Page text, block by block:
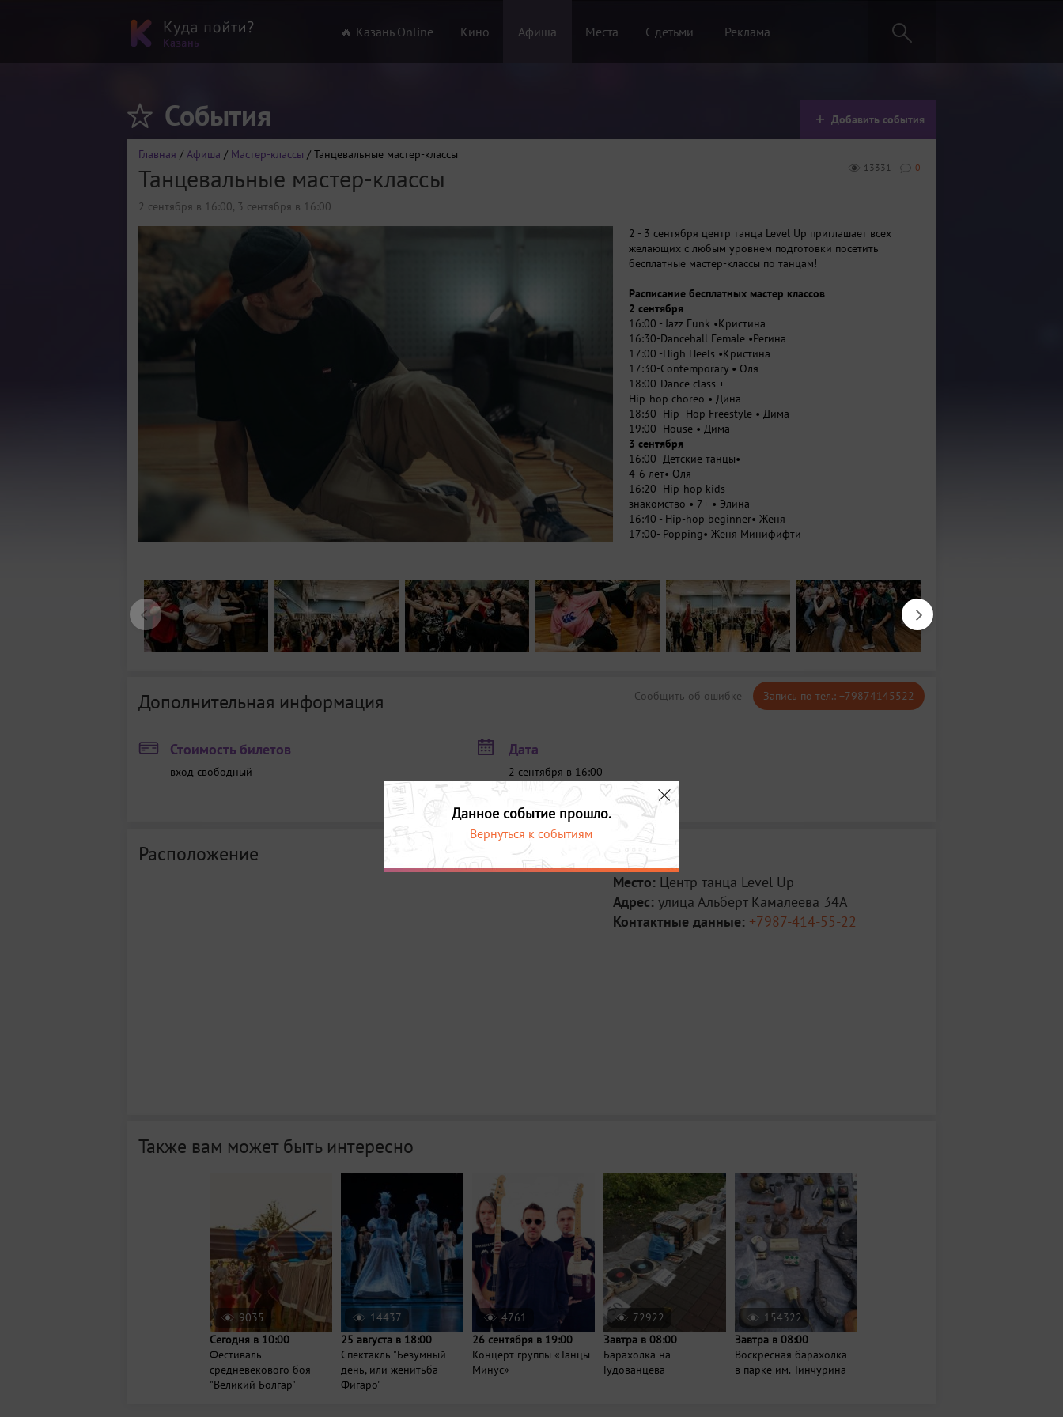
🔥 Казань Online Кино Афиша Места С детьми Реклама
События Добавить события
Главная / Афиша / Мастер-классы / Танцевальные мастер-классы
0
13331
Танцевальные мастер-классы
2 сентября в 16:00, 3 сентября в 16:00
2 - 3 сентября центр танца Level Up приглашает всех
желающих с любым уровнем подготовки посетить
бесплатные мастер-классы по танцам!
Расписание бесплатных мастер классов
2 сентября
16:00 - Jazz Funk •Кристина
16:30-Dancehall Female •Регина
17:00 -High Heels •Кристина
17:30-Contemporary • Оля
18:00-Dance class +
Hip-hop choreo • Дина
18:30- Hip- Hop Freestyle • Дима
19:00- House • Дима
3 сентября
16:00- Детские танцы•
4-6 лет• Оля
16:20- Hip-hop kids
знакомство • 7+ • Элина
16:40 - Hip-hop beginner• Женя
17:00- Popping• Женя Минифифти
18:30 - Popping • Сережа
19:00- Pro Level
• Данила •творческая
Места на классы ограничены
Сообщить об ошибке Запись по тел.: +79874145522
Дополнительная информация
Стоимость билетов
вход свободный
Дата
2 сентября в 16:00
3 сентября в 16:00
Расположение
Место: Центр танца Level Up
Адрес: улица Альберт Камалеева 34А
Контактные данные: +7987-414-55-22
Также вам может быть интересно
9035
Сегодня в 10:00
Фестиваль
средневекового боя
"Великий Болгар"
14437
25 августа в 18:00
Спектакль "Безумный
день, или женитьба
Фигаро"
4761
26 сентября в 19:00
Концерт группы «Танцы
Минус»
72922
Завтра в 08:00
Барахолка на
Гудованцева
154322
Завтра в 08:00
Воскресная барахолка
в парке им. Тинчурина
Данное событие прошло.
Вернуться к событиям